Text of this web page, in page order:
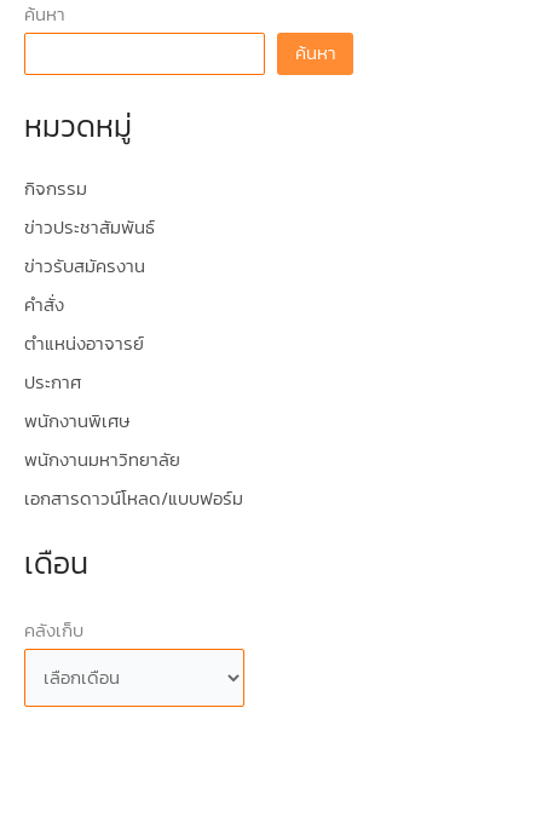
ค้นหา
ค้นหา
หมวดหมู่
กิจกรรม
ข่าวประชาสัมพันธ์
ข่าวรับสมัครงาน
คำสั่ง
ตำแหน่งอาจารย์
ประกาศ
พนักงานพิเศษ
พนักงานมหาวิทยาลัย
เอกสารดาวน์โหลด/แบบฟอร์ม
เดือน
คลังเก็บ